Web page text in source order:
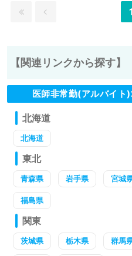
1
【関連リンクから探す】
医師非常勤(アルバイト
北海道
北海道
東北
青森県 岩手県 宮城
福島県
関東
茨城県 栃木県 群馬